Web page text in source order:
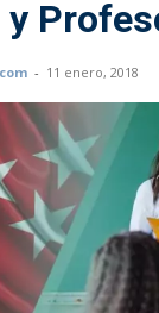
- 11 enero, 2018